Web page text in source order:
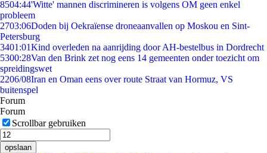
8504:44'Witte' mannen discrimineren is volgens OM geen enkel
probleem
2703:06Doden bij Oekraïense droneaanvallen op Moskou en Sint-
Petersburg
3401:01Kind overleden na aanrijding door AH-bestelbus in Dordrecht
5300:28Van den Brink zet nog eens 14 gemeenten onder toezicht om
spreidingswet
2206/08Iran en Oman eens over route Straat van Hormuz, VS
buitenspel
Forum
Forum
Scrollbar gebruiken
opslaan